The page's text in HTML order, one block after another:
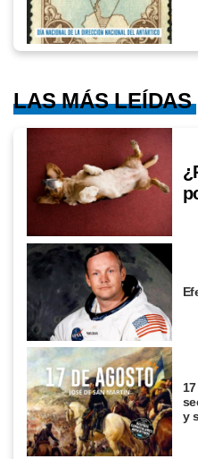
LAS MÁS LEÍDAS
y